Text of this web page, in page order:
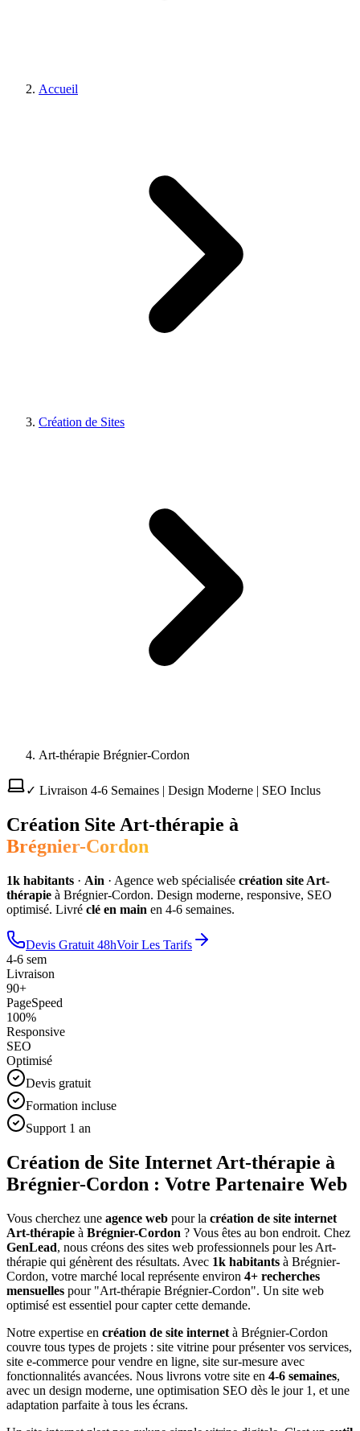
Accueil
Création de Sites
Art-thérapie Brégnier-Cordon
✓ Livraison 4-6 Semaines | Design Moderne | SEO Inclus
Création Site Art-thérapie à
Brégnier-Cordon
1k habitants · Ain · Agence web spécialisée création site Art-
thérapie à Brégnier-Cordon. Design moderne, responsive, SEO
optimisé. Livré clé en main en 4-6 semaines.
Devis Gratuit 48hVoir Les Tarifs
4-6 sem
Livraison
90+
PageSpeed
100%
Responsive
SEO
Optimisé
Devis gratuit
Formation incluse
Support 1 an
Création de Site Internet Art-thérapie à
Brégnier-Cordon : Votre Partenaire Web
Vous cherchez une agence web pour la création de site internet
Art-thérapie à Brégnier-Cordon ? Vous êtes au bon endroit. Chez
GenLead, nous créons des sites web professionnels pour les Art-
thérapie qui génèrent des résultats. Avec 1k habitants à Brégnier-
Cordon, votre marché local représente environ 4+ recherches
mensuelles pour "Art-thérapie Brégnier-Cordon". Un site web
optimisé est essentiel pour capter cette demande.
Notre expertise en création de site internet à Brégnier-Cordon
couvre tous types de projets : site vitrine pour présenter vos services,
site e-commerce pour vendre en ligne, site sur-mesure avec
fonctionnalités avancées. Nous livrons votre site en 4-6 semaines,
avec un design moderne, une optimisation SEO dès le jour 1, et une
adaptation parfaite à tous les écrans.